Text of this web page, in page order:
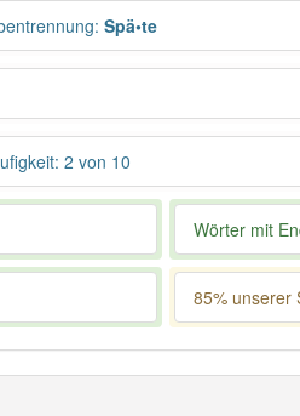
: Spä•te
2 von 10
Wörter mit
85% unserer